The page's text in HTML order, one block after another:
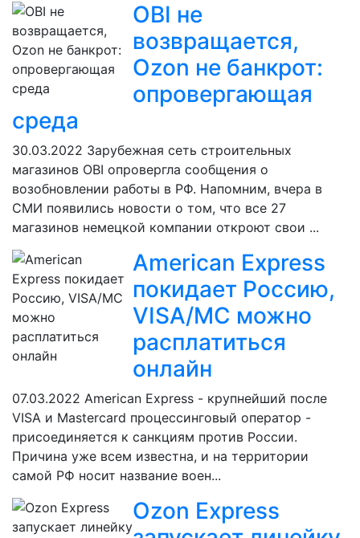
OBI не
возвращается,
Ozon не банкрот:
опровергающая
среда
30.03.2022 Зарубежная сеть строительных
магазинов OBI опровергла сообщения о
возобновлении работы в РФ. Напомним, вчера в
СМИ появились новости о том, что все 27
магазинов немецкой компании откроют свои ...
American Express
покидает Россию,
VISA/MC можно
расплатиться
онлайн
07.03.2022 American Express - крупнейший после
VISA и Mastercard процессинговый оператор -
присоединяется к санкциям против России.
Причина уже всем известна, и на территории
самой РФ носит название воен...
Ozon Express